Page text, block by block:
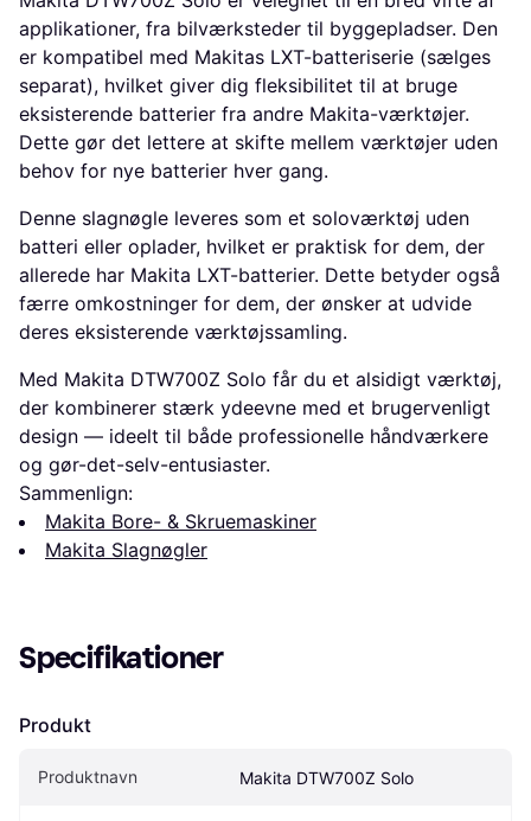
applikationer, fra bilværksteder til byggepladser. Den
er kompatibel med Makitas LXT-batteriserie (sælges
separat), hvilket giver dig fleksibilitet til at bruge
eksisterende batterier fra andre Makita-værktøjer.
Dette gør det lettere at skifte mellem værktøjer uden
behov for nye batterier hver gang.
Denne slagnøgle leveres som et soloværktøj uden
batteri eller oplader, hvilket er praktisk for dem, der
allerede har Makita LXT-batterier. Dette betyder også
færre omkostninger for dem, der ønsker at udvide
deres eksisterende værktøjssamling.
Med Makita DTW700Z Solo får du et alsidigt værktøj,
der kombinerer stærk ydeevne med et brugervenligt
design — ideelt til både professionelle håndværkere
og gør-det-selv-entusiaster.
Sammenlign:
Makita Bore- & Skruemaskiner
Makita Slagnøgler
Specifikationer
Produkt
Produktnavn Makita DTW700Z Solo